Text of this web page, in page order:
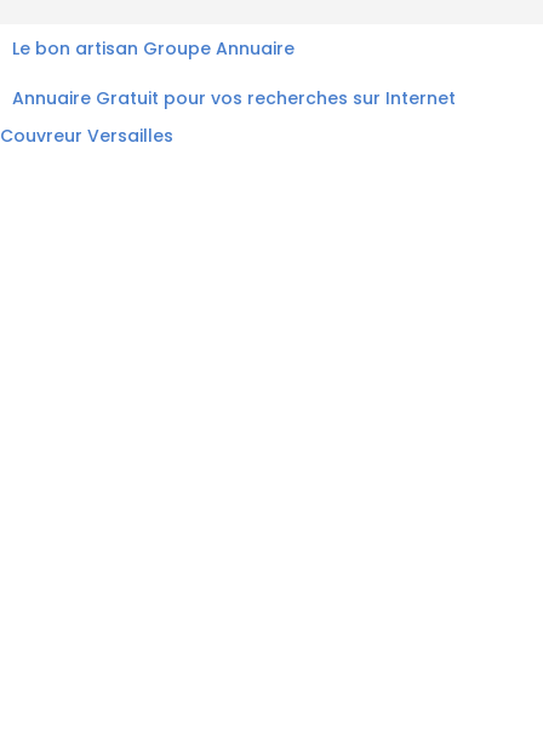
Le bon artisan Groupe Annuaire
Annuaire Gratuit pour vos recherches sur Internet
Couvreur Versailles